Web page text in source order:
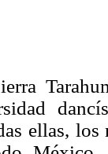
ellas,